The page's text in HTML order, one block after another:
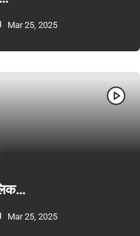
Mar 25, 2025
Mar 25, 2025